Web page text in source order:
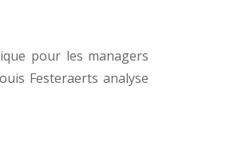
pour les managers
Festeraerts analyse